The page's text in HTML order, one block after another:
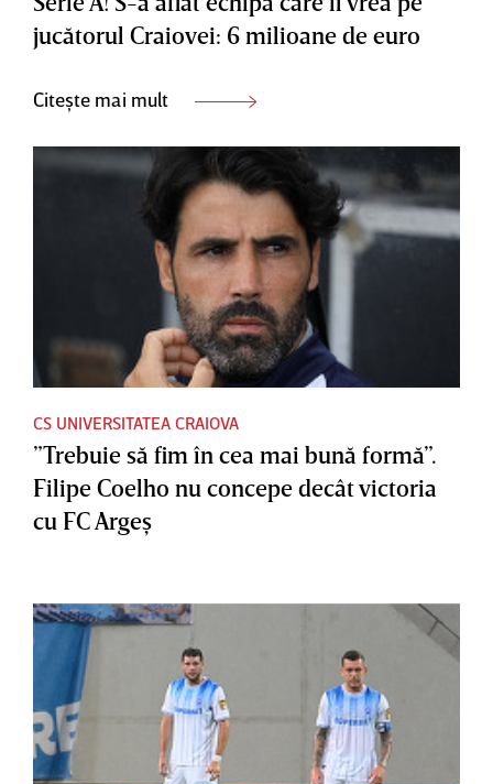
jucătorul Craiovei: 6 milioane de euro
Citește mai mult
CS UNIVERSITATEA CRAIOVA
”Trebuie să fim în cea mai bună formă”.
Filipe Coelho nu concepe decât victoria
cu FC Argeş